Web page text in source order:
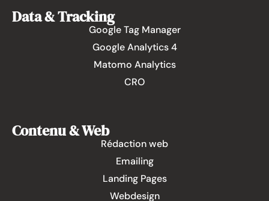
Data & Tracking
Google Tag Manager
Google Analytics 4
Matomo Analytics
CRO
Contenu & Web
Rédaction web
Emailing
Landing Pages
Webdesign